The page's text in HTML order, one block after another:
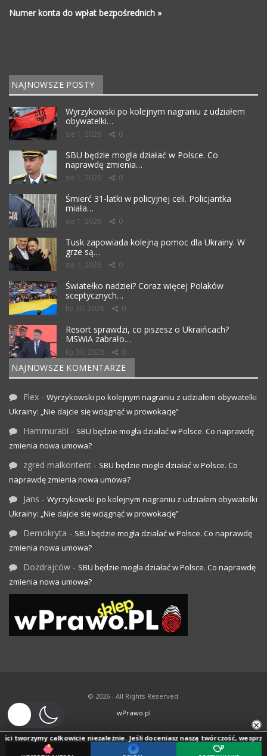
Numer konta do wpłat bezpośrednich »
NAJNOWSZE POSTY
Wyrzykowski po kolejnym nagraniu z udziałem
obywatelki…
sie 1, 2026 0
SBU będzie mogła działać w Polsce. Co
naprawdę zmienia…
sie 1, 2026 0
Śmierć 31-latki w policyjnej celi. Policjantka
miała…
sie 1, 2026 0
Tusk zapowiada kolejną pomoc dla Ukrainy. W
grze są…
sie 1, 2026 0
Światełko nadziei? Coraz więcej Polaków
sceptycznych…
lip 30, 2026 0
Resort sprawdzi, co piszesz o Ukraińcach?
MSWiA zabrało…
lip 30, 2026 0
NAJNOWSZE KOMENTARZE
Flex - Wyrzykowski po kolejnym nagraniu z udziałem obywatelki
Ukrainy: „Nie dajcie się wciągnąć w prowokację”
Hammurabi - SBU będzie mogła działać w Polsce. Co naprawdę
zmienia nowa umowa?
zgred malkontent - SBU będzie mogła działać w Polsce. Co
naprawdę zmienia nowa umowa?
Jans - Wyrzykowski po kolejnym nagraniu z udziałem obywatelki
Ukrainy: „Nie dajcie się wciągnąć w prowokację”
Demokryta - SBU będzie mogła działać w Polsce. Co naprawdę
zmienia nowa umowa?
Dozdrajców - SBU będzie mogła działać w Polsce. Co naprawdę
zmienia nowa umowa?
© 2026 - All Rights Reserved.
wPrawo.pl
×
tworzymy całkowicie niezależnie. Jeśli doceniasz naszą twórczość, wesprzyj